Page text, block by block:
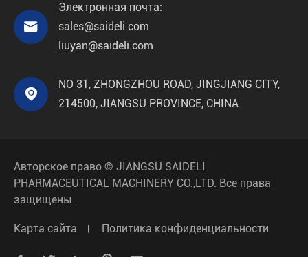

Электронная почта:
sales@saideli.com
liuyan@saideli.com

NO 31, ZHONGZHOU ROAD, JINGJIANG CITY,
214500, JIANGSU PROVINCE, CHINA
Авторское право © JIANGSU SAIDELI
PHARMACEUTICAL MACHINERY CO.,LTD. Все права
защищены.
Карта сайта Политика конфиденциальности